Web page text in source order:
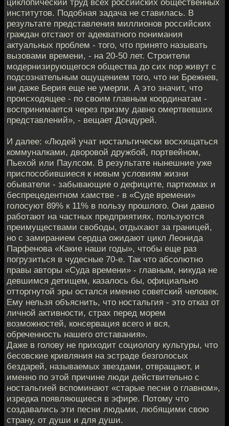
циклопический труд всех российских общественных
институтов. Подобная задача не ставилась. В
результате представления миллионов российских
граждан отстают от адекватного понимания
актуальных проблем - того, что принято называть
вызовами времени, - на 20-50 лет. Строители
модернизирующегося общества до сих пор живут с
подсознательным ощущением того, что ни Брежнев,
ни даже Берия еще не умерли. А это значит, что
происходящее - по своим главным координатам -
воспринимается через призму давно омертвевших
представлений», - вещает Дондурей.
И далее: «Людей учат ностальгически восхищаться
коммуналками, дворовой дружбой, портвейном,
Пьехой или Паулсом. В результате нынешние уже
приспособившиеся к новым условиям жизни
обыватели - забывающие о дефиците, парткомах и
беспрецедентном хамстве - в «Суде времени»
голосуют 89% к 11% в пользу прошлого. Они давно
работают на частных предприятиях, пользуются
преимуществами свободы, отдыхают за границей,
но с замиранием сердца ожидают цикл Леонида
Парфенова «Какие наши годы», чтобы еще раз
погрузиться в чудесные 70-е. Так что абсолютно
правы авторы «Суда времени» - главным, никуда не
девшимся детищем, казалось бы, официально
отторгнутой эры остался именно советский человек.
Ему нельзя объяснить, что ностальгия - это отказ от
личной активности, страх перед морем
возможностей, консервация всего и вся,
обреченность нашего отставания».
Даже в голову не приходит социологу культуры, что
бесовские кривляния на эстраде безголосых
бездарей, называемых звездами, отвращают, и
именно по этой причине люди действительно с
ностальгией вспоминают «старые песни о главном»,
изредка появляющиеся в эфире. Потому что
создавались эти песни людьми, любящими свою
страну, от души и для души.